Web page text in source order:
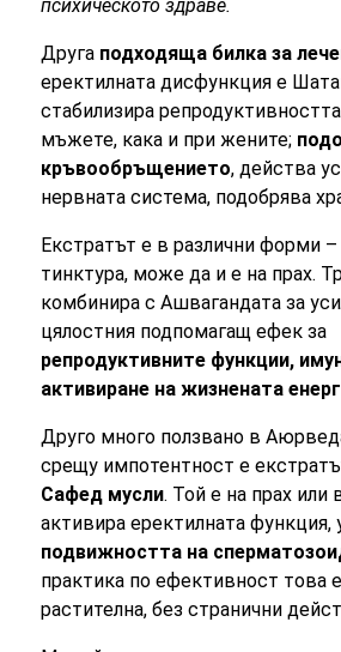
психическото здраве.
Друга подходяща билка за
еректилната дисфункция е
стабилизира
мъжете, кака и при жените;
кръвообръщението, действа
нервната система, подобрява
Екстратът е в различни форми
тинктура, може да и е на прах.
комбинира с Ашвагандата за
цялостния подпомагащ ефек за
репродуктивните функции,
активиране на жизнената
Друго много ползвано в
срещу импотентност е
Сафед мусли. Той е на прах или
активира еректилната функция,
подвижността на
практика по ефективност това
растителна, без странични